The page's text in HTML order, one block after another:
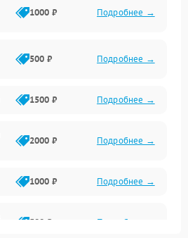
1000 ₽ Подробнее →
500 ₽ Подробнее →
1500 ₽ Подробнее →
2000 ₽ Подробнее →
1000 ₽ Подробнее →
500 ₽ Подробнее →